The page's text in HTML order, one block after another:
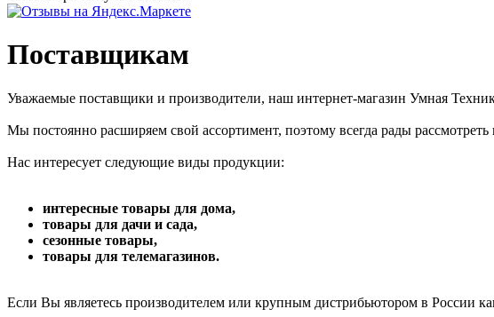
Поставщикам
Уважаемые поставщики и производители, наш интернет-магазин Умная
Мы постоянно расширяем свой ассортимент, поэтому всегда рады
Нас интересует следующие виды продукции:
интересные товары для дома,
товары для дачи и сада,
сезонные товары,
товары для телемагазинов.
Если Вы являетесь производителем или крупным дистрибьютором в России